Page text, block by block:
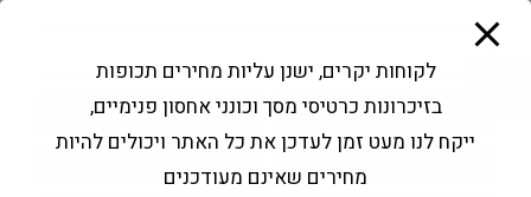
פתח סרגל נגישות
Products
search
החשבון שלי בקשה להצעה
לקוחות יקרים, ישנן עליות מחירים תכופות
בזיכרונות כרטיסי מסך וכונני אחסון פנימיים,
ייקח לנו מעט זמן לעדכן את כל האתר ויכולים להיות
מחירים שאינם מעודכנים